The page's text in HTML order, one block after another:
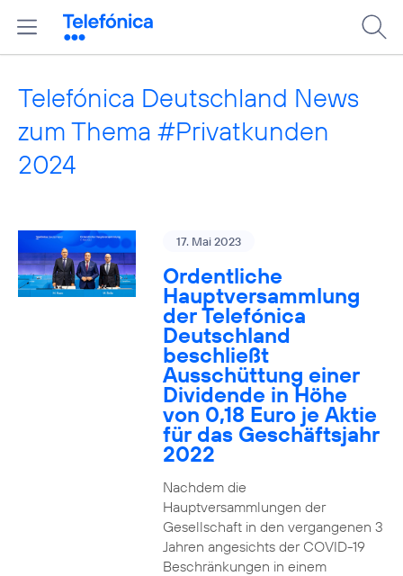
Telefónica Deutschland News
zum Thema #Privatkunden
2024
17. Mai 2023
Ordentliche
Hauptversammlung
der Telefónica
Deutschland
beschließt
Ausschüttung einer
Dividende in Höhe
von 0,18 Euro je Aktie
für das Geschäftsjahr
2022
Nachdem die
Hauptversammlungen der
Gesellschaft in den vergangenen 3
Jahren angesichts der COVID-19
Beschränkungen in einem